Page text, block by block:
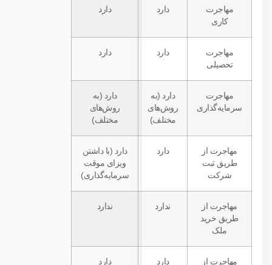
مهاجرت
کاری
دارد دارد
مهاجرت
تحصیلی
دارد دارد
مهاجرت
سرمایه‌گذاری
دارد (به
روش‌های
مختلف)
دارد (به
روش‌های
مختلف)
مهاجرت از
طریق ثبت
شرکت
دارد
دارد (با داشتن
ویزای موقت
سرمایه‌گذاری)
مهاجرت از
طریق خرید
ملک
ندارد ندارد
مهاجرت از دارد دارد